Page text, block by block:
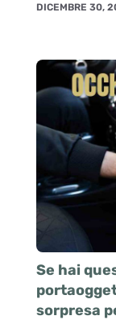
DICEMBRE 30,
Se hai
sorpresa